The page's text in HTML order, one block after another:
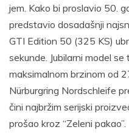
jem. Kako bi proslavio 50.
predstavio dosadašnji
GTI Edition 50 (325 KS)
sekunde. Jubilarni model
maksimalnom brzinom od
Nürburgring Nordschleife
čini najbržim serijski
prošao kroz “Zeleni pakao”.